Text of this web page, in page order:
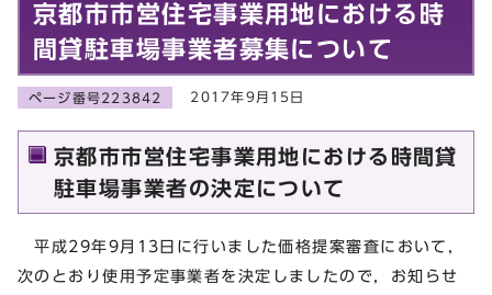
京都市市営住宅事業用地における時
間貸駐車場事業者募集について
ページ番号223842 2017年9月15日
京都市市営住宅事業用地における時間貸
駐車場事業者の決定について
平成29年9月13日に行いました価格提案審査において，
次のとおり使用予定事業者を決定しましたので，お知らせ